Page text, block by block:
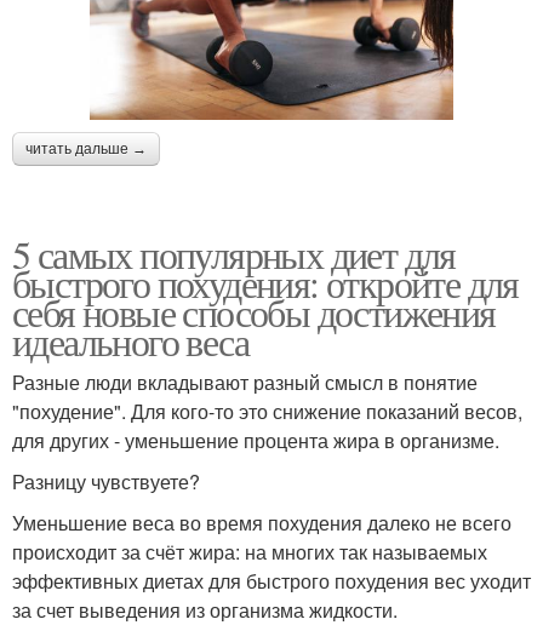
читать дальше →
5 самых популярных диет для
быстрого похудения: откройте для
себя новые способы достижения
идеального веса
Разные люди вкладывают разный смысл в понятие
"похудение". Для кого-то это снижение показаний весов,
для других - уменьшение процента жира в организме.
Разницу чувствуете?
Уменьшение веса во время похудения далеко не всего
происходит за счёт жира: на многих так называемых
эффективных диетах для быстрого похудения вес уходит
за счет выведения из организма жидкости.